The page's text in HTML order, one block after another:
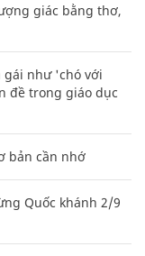
giác bằng thơ,
gái như 'chó với
đề trong giáo dục
bản cần nhớ
Quốc khánh 2/9